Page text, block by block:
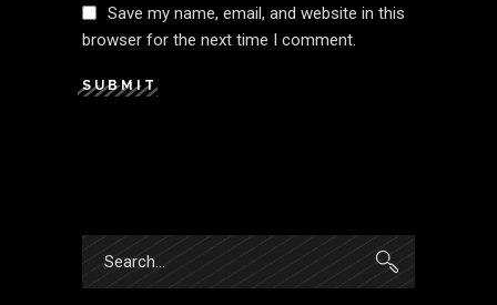
Save my name, email, and website in this
browser for the next time I comment.
SUBMIT